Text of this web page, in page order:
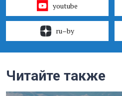
youtube
ru–by
Читайте также